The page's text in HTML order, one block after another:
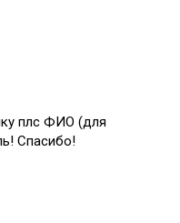
плс ФИО (для
Спасибо!